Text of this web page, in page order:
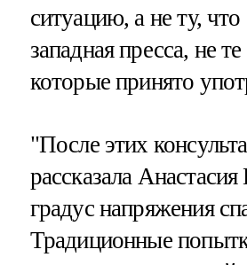
ситуацию, а не ту,
западная пресса, не
которые принято
"После этих
рассказала
градус напряжения
Традиционные